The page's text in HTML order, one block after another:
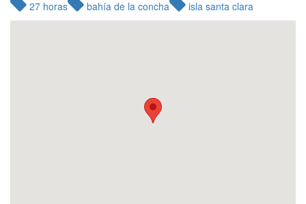
27 horas
bahía de la concha isla santa clara